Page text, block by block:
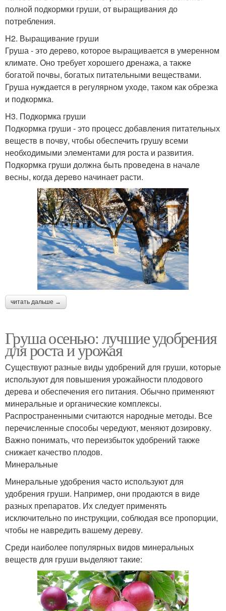
полной подкормки груши, от выращивания до
потребления.
H2. Выращивание груши
Груша - это дерево, которое выращивается в умеренном
климате. Оно требует хорошего дренажа, а также
богатой почвы, богатых питательными веществами.
Груша нуждается в регулярном уходе, таком как обрезка
и подкормка.
H3. Подкормка груши
Подкормка груши - это процесс добавления питательных
веществ в почву, чтобы обеспечить грушу всеми
необходимыми элементами для роста и развития.
Подкормка груши должна быть проведена в начале
весны, когда дерево начинает расти.
читать дальше →
Груша осенью: лучшие удобрения
для роста и урожая
Существуют разные виды удобрений для груши, которые
используют для повышения урожайности плодового
дерева и обеспечения его питания. Обычно применяют
минеральные и органические комплексы.
Распространенными считаются народные методы. Все
перечисленные способы чередуют, меняют дозировку.
Важно понимать, что переизбыток удобрений также
снижает качество плодов.
Минеральные
Минеральные удобрения часто используют для
удобрения груши. Например, они продаются в виде
разных препаратов. Их следует применять
исключительно по инструкции, соблюдая все пропорции,
чтобы не навредить вашему дереву.
Среди наиболее популярных видов минеральных
веществ для груши выделяют такие: